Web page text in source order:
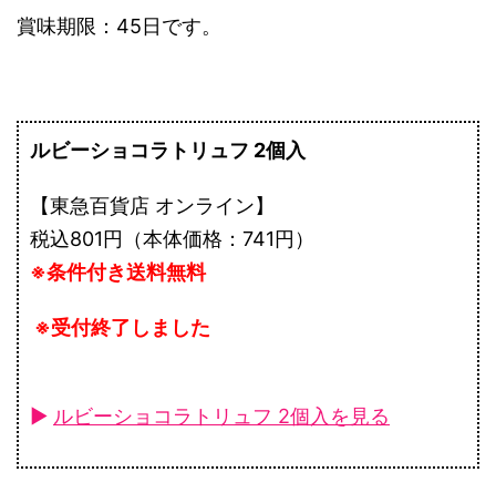
賞味期限：45日です。
ルビーショコラトリュフ 2個入
【東急百貨店 オンライン】
税込801円（本体価格：741円）
※条件付き送料無料
※受付終了しました
► ルビーショコラトリュフ 2個入を見る